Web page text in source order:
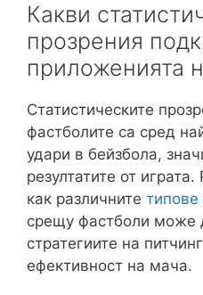
Какви
прозрения
приложенията
Статистическите
фастболите са сред
удари в бейзбола,
резултатите от
как различните типове
срещу фастболи може
стратегиите на
ефективност на мача.